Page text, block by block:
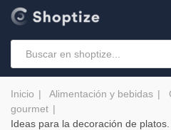
Inicio Alimentación y bebidas
gourmet
Ideas para la decoración de